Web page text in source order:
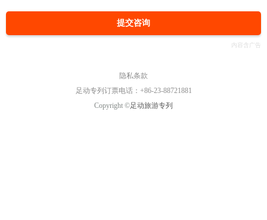
提交咨询
隐私条款
足动专列订票电话：+86-23-88721881
Copyright ©足动旅游专列